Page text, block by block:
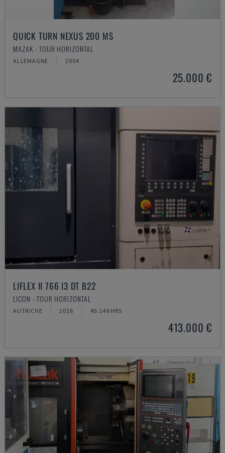
QUICK TURN NEXUS 200 MS
MAZAK - TOUR HORIZONTAL
ALLEMAGNE 2004
25.000 €
LIFLEX II 766 I3 DT B22
LICON - TOUR HORIZONTAL
AUTRICHE 2016 40.148 HRS
413.000 €